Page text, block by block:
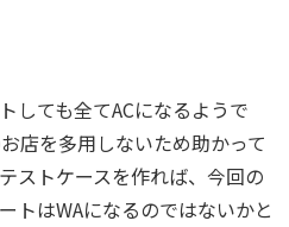
しても全てACになるようで
店を多用しないため助かって
ストケースを作れば、今回の
トはWAになるのではないかと